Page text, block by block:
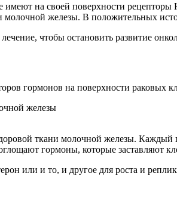
на своей поверхности
железы. В положительных
чтобы остановить развитие
гормонов на поверхности раковых
железы
ткани молочной железы.
гормоны, которые заставляют
или и то, и другое для роста и